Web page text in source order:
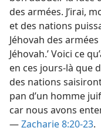
des armées. J’irai,
et des nations
Jéhovah des
Jéhovah.’ Voici ce
en ces jours-​là que
des nations
pan d’un homme
car nous avons
—Zacharie 8:20-23.